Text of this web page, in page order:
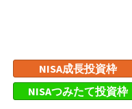
NISA成長投資枠
NISAつみたて投資枠